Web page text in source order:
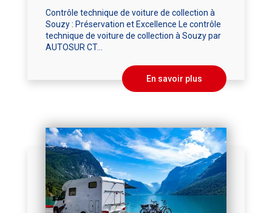
Contrôle technique de voiture de collection à
Souzy : Préservation et Excellence Le contrôle
technique de voiture de collection à Souzy par
AUTOSUR CT...
En savoir plus